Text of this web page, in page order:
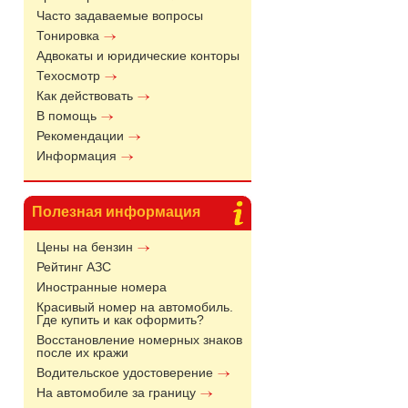
Часто задаваемые вопросы
Тонировка
Адвокаты и юридические конторы
Техосмотр
Как действовать
В помощь
Рекомендации
Информация
Полезная информация
Цены на бензин
Рейтинг АЗС
Иностранные номера
Красивый номер на автомобиль.
Где купить и как оформить?
Восстановление номерных знаков
после их кражи
Водительское удостоверение
На автомобиле за границу